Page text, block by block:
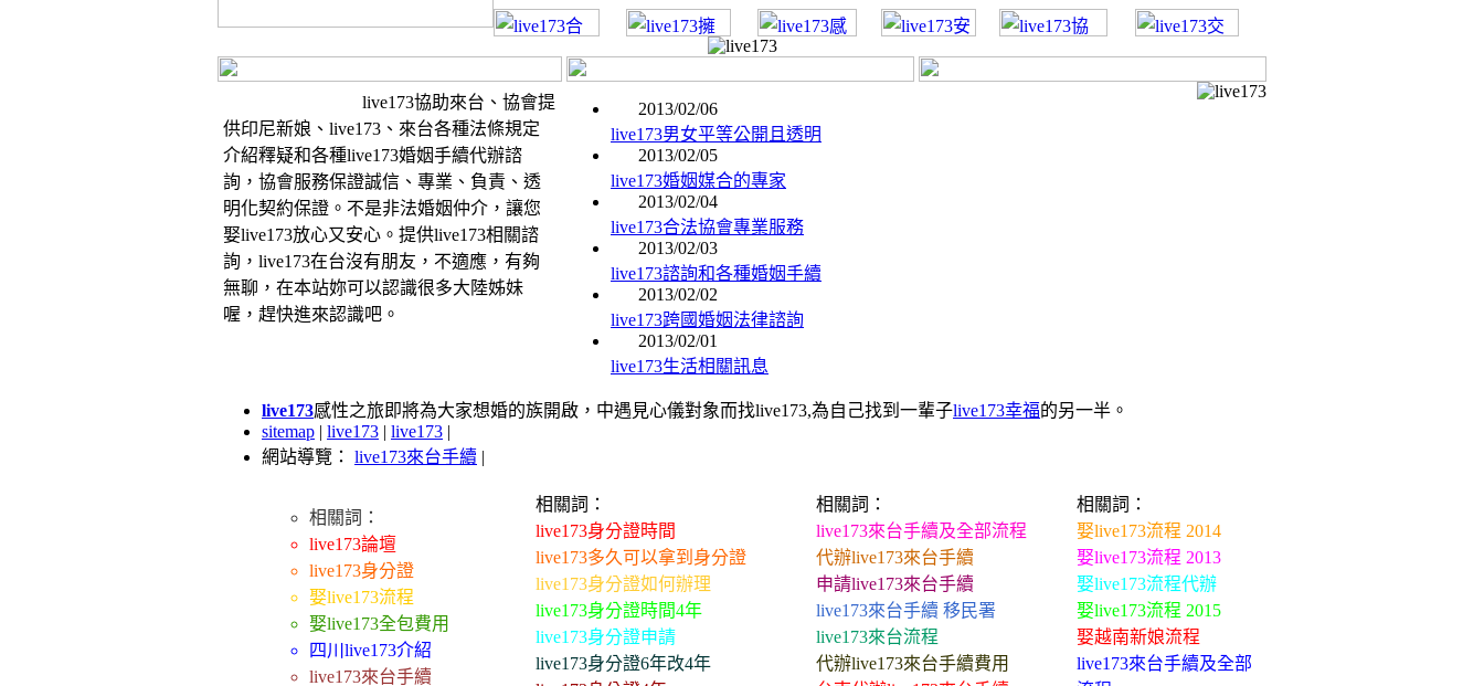
live173協助來台、協會提
供印尼新娘、live173、來台各種法條規定
介紹釋疑和各種live173婚姻手續代辦諮
詢，協會服務保證誠信、專業、負責、透
明化契約保證。不是非法婚姻仲介，讓您
娶live173放心又安心。提供live173相關諮
詢，live173在台沒有朋友，不適應，有夠
無聊，在本站妳可以認識很多大陸姊妹
喔，趕快進來認識吧。
2013/02/06
live173男女平等公開且透明
2013/02/05
live173婚姻媒合的專家
2013/02/04
live173合法協會專業服務
2013/02/03
live173諮詢和各種婚姻手續
2013/02/02
live173跨國婚姻法律諮詢
2013/02/01
live173生活相關訊息
live173感性之旅即將為大家想婚的族開啟，中遇見心儀對象而找live173,為自己找到一輩子live173幸福的另一半。
sitemap | live173 | live173 |
網站導覽： live173來台手續 |
相關詞：
live173論壇
live173身分證
娶live173流程
娶live173全包費用
四川live173介紹
live173來台手續
相關詞：
live173身分證時間
live173多久可以拿到身分證
live173身分證如何辦理
live173身分證時間4年
live173身分證申請
live173身分證6年改4年
相關詞：
live173來台手續及全部流程
代辦live173來台手續
申請live173來台手續
live173來台手續 移民署
live173來台流程
代辦live173來台手續費用
相關詞：
娶live173流程 2014
娶live173流程 2013
娶live173流程代辦
娶live173流程 2015
娶越南新娘流程
live173來台手續及全部